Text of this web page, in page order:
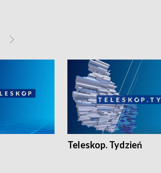
Teleskop. Tydzień